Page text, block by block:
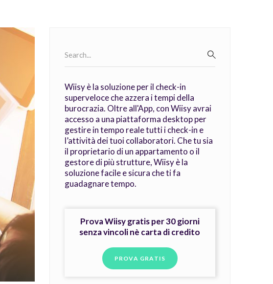
for:
Wiisy è la soluzione per il check-in
superveloce che azzera i tempi della
burocrazia. Oltre all'App, con Wiisy avrai
accesso a una piattaforma desktop per
gestire in tempo reale tutti i check-in e
l’attività dei tuoi collaboratori. Che tu sia
il proprietario di un appartamento o il
gestore di più strutture, Wiisy è la
soluzione facile e sicura che ti fa
guadagnare tempo.
Prova Wiisy gratis per 30 giorni
senza vincoli nè carta di credito
PROVA GRATIS